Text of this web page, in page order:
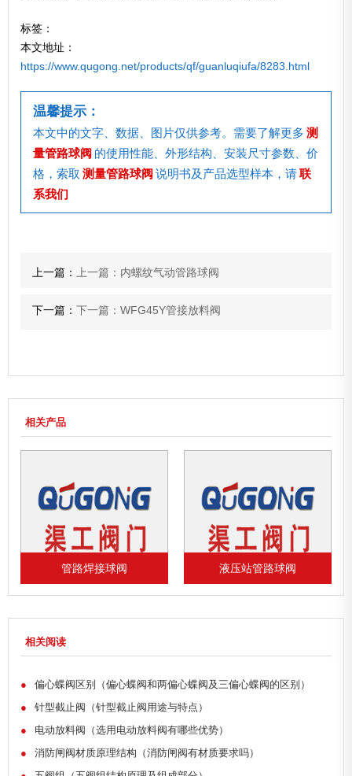
标签：
本文地址：
https://www.qugong.net/products/qf/guanluqiufa/8283.html
温馨提示：
本文中的文字、数据、图片仅供参考。需要了解更多 测
量管路球阀 的使用性能、外形结构、安装尺寸参数、价
格，索取 测量管路球阀 说明书及产品选型样本，请联
系我们
上一篇：上一篇：内螺纹气动管路球阀
下一篇：下一篇：WFG45Y管接放料阀
相关产品
管路焊接球阀 液压站管路球阀
相关阅读
●
偏心蝶阀区别（偏心蝶阀和两偏心蝶阀及三偏心蝶阀的区别）
●
针型截止阀（针型截止阀用途与特点）
●
电动放料阀（选用电动放料阀有哪些优势）
●
消防闸阀材质原理结构（消防闸阀有材质要求吗）